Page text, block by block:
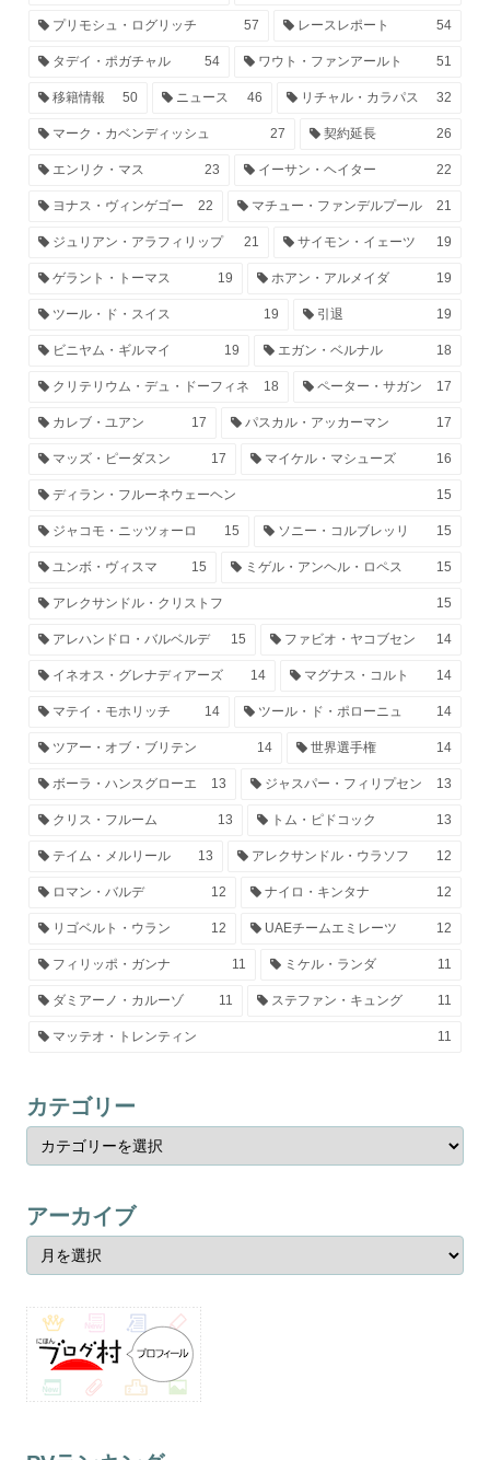
プリモシュ・ログリッチ 57 レースレポート 54
タデイ・ポガチャル 54 ワウト・ファンアールト 51
移籍情報 50 ニュース 46 リチャル・カラパス 32
マーク・カベンディッシュ 27 契約延長 26
エンリク・マス 23 イーサン・ヘイター 22
ヨナス・ヴィンゲゴー 22 マチュー・ファンデルプール 21
ジュリアン・アラフィリップ 21 サイモン・イェーツ 19
ゲラント・トーマス 19 ホアン・アルメイダ 19
ツール・ド・スイス 19 引退 19
ビニヤム・ギルマイ 19 エガン・ベルナル 18
クリテリウム・デュ・ドーフィネ 18 ペーター・サガン 17
カレブ・ユアン 17 パスカル・アッカーマン 17
マッズ・ピーダスン 17 マイケル・マシューズ 16
ディラン・フルーネウェーヘン 15
ジャコモ・ニッツォーロ 15 ソニー・コルブレッリ 15
ユンボ・ヴィスマ 15 ミゲル・アンヘル・ロペス 15
アレクサンドル・クリストフ 15
アレハンドロ・バルベルデ 15 ファビオ・ヤコブセン 14
イネオス・グレナディアーズ 14 マグナス・コルト 14
マテイ・モホリッチ 14 ツール・ド・ポローニュ 14
ツアー・オブ・ブリテン 14 世界選手権 14
ボーラ・ハンスグローエ 13 ジャスパー・フィリプセン 13
クリス・フルーム 13 トム・ピドコック 13
テイム・メルリール 13 アレクサンドル・ウラソフ 12
ロマン・バルデ 12 ナイロ・キンタナ 12
リゴベルト・ウラン 12 UAEチームエミレーツ 12
フィリッポ・ガンナ 11 ミケル・ランダ 11
ダミアーノ・カルーゾ 11 ステファン・キュング 11
マッテオ・トレンティン 11
カテゴリー
アーカイブ